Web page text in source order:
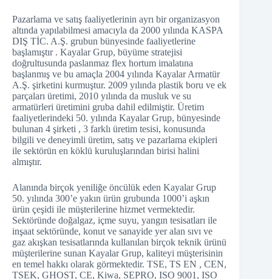
Pazarlama ve satış faaliyetlerinin ayrı bir organizasyon
altında yapılabilmesi amacıyla da 2000 yılında KASPA
DIŞ TİC. A.Ş. grubun bünyesinde faaliyetlerine
başlamıştır . Kayalar Grup, büyüme stratejisi
doğrultusunda paslanmaz flex hortum imalatına
başlanmış ve bu amaçla 2004 yılında Kayalar Armatür
A.Ş. şirketini kurmuştur. 2009 yılında plastik boru ve ek
parçaları üretimi, 2010 yılında da musluk ve su
armatürleri üretimini gruba dahil edilmiştir. Üretim
faaliyetlerindeki 50. yılında Kayalar Grup, bünyesinde
bulunan 4 şirketi , 3 farklı üretim tesisi, konusunda
bilgili ve deneyimli üretim, satış ve pazarlama ekipleri
ile sektörün en köklü kuruluşlarından birisi halini
almıştır.
Alanında birçok yeniliğe öncülük eden Kayalar Grup
50. yılında 300’e yakın ürün grubunda 1000’i aşkın
ürün çeşidi ile müşterilerine hizmet vermektedir.
Sektöründe doğalgaz, içme suyu, yangın tesisatları ile
inşaat sektöründe, konut ve sanayide yer alan sıvı ve
gaz akışkan tesisatlarında kullanılan birçok teknik ürünü
müşterilerine sunan Kayalar Grup, kaliteyi müşterisinin
en temel hakkı olarak görmektedir. TSE, TS EN , CEN,
TSEK, GHOST, CE, Kiwa, SEPRO, ISO 9001, ISO